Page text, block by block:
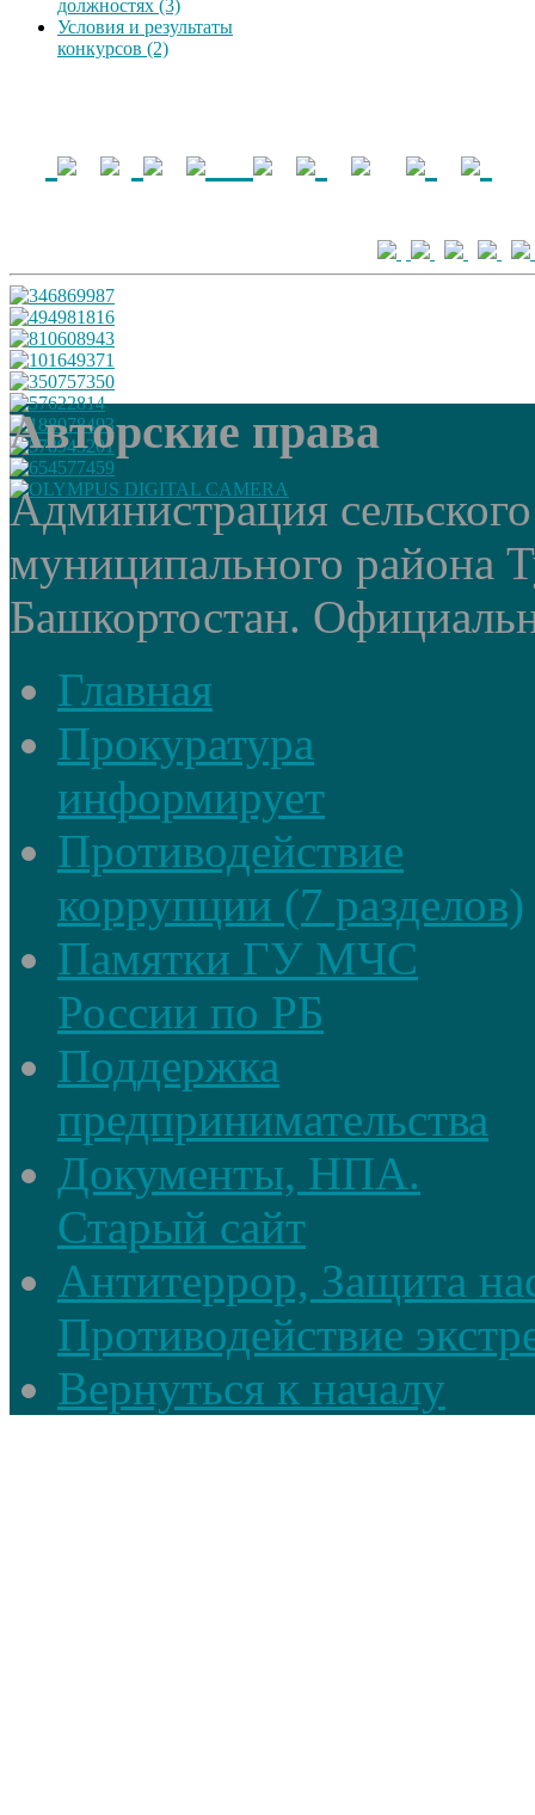
должностях (3)
Условия и результаты
конкурсов (2)
Авторские права
Администрация
муниципального района
Башкортостан.
Главная
Прокуратура
информирует
Противодействие
коррупции (7 разделов)
Памятки ГУ МЧС
России по РБ
Поддержка
предпринимательства
Документы, НПА.
Старый сайт
Антитеррор, Защита
Противодействие
Вернуться к началу